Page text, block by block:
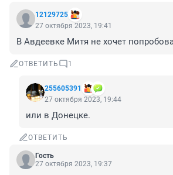
12129725
27 октября 2023, 19:41
В Авдеевке Митя не хочет
ОТВЕТИТЬ 1
255605391
27 октября 2023, 19:44
или в Донецке.
ОТВЕТИТЬ
Гость
27 октября 2023, 19:37